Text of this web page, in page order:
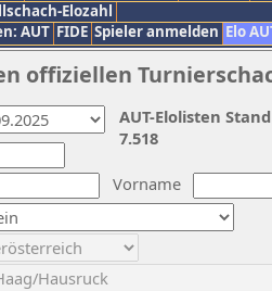
Elozahl
AUT FIDE Spieler anmelden Elo
offiziellen
Vorname
AUT-Elolisten
7.518